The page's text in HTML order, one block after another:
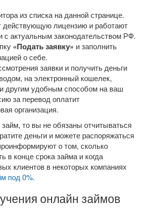
из списка на данной странице.
действующую лицензию и работают
с актуальным законодательством РФ.
«Подать заявку» и заполнить
о себе.
заявки и получить деньги
на электронный кошелек,
другим удобным способом на ваш
за перевод оплатит
организация.
то вы не обязаны отчитываться
деньги и можете распоряжаться
о том, сколько
в конце срока займа и когда
клиентов в некоторых компаниях
под 0%.
онлайн займов